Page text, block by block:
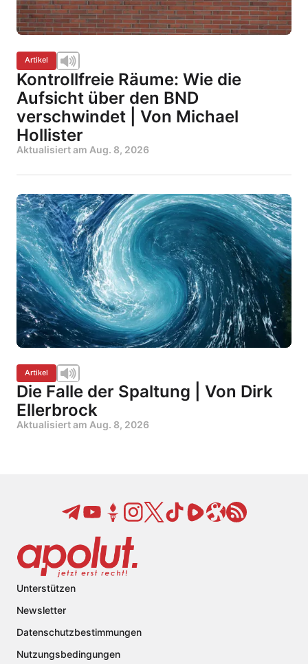
Artikel
Kontrollfreie Räume: Wie die
Aufsicht über den BND
verschwindet | Von Michael
Hollister
Aktualisiert am Aug. 8, 2026
Artikel
Die Falle der Spaltung | Von Dirk
Ellerbrock
Aktualisiert am Aug. 8, 2026
Unterstützen
Newsletter
Datenschutzbestimmungen
Nutzungsbedingungen